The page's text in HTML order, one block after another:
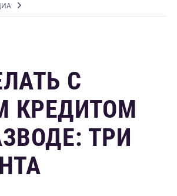
С
КРЕДИТОМ
ТРИ